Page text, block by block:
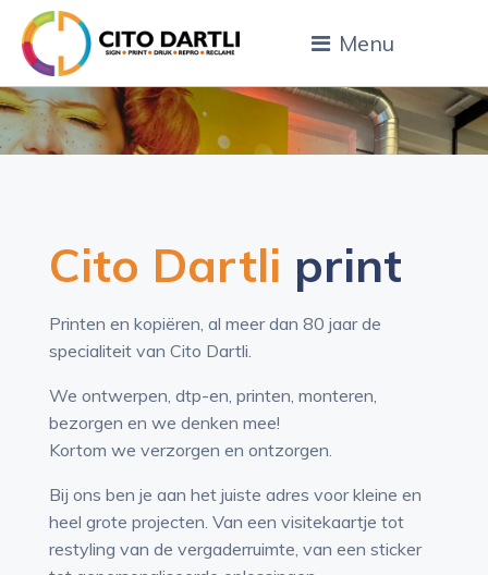
Menu
Cito Dartli print
Printen en kopiëren, al meer dan 80 jaar de
specialiteit van Cito Dartli.
We ontwerpen, dtp-en, printen, monteren,
bezorgen en we denken mee!
Kortom we verzorgen en ontzorgen.
Bij ons ben je aan het juiste adres voor kleine en
heel grote projecten. Van een visitekaartje tot
restyling van de vergaderruimte, van een sticker